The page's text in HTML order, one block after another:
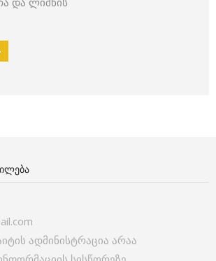
ადმინისტრაცია არაა